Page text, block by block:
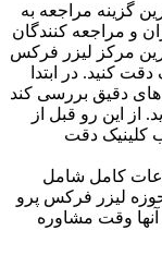
گزینه مراجعه به
و مراجعه کنندگان
مرکز لیزر فرکس
کنید. در ابتدا
دقیق بررسی کند
از این رو قبل از
کلینیک دقت
کامل شامل
لیزر فرکس پرو
آنها وقت مشاوره